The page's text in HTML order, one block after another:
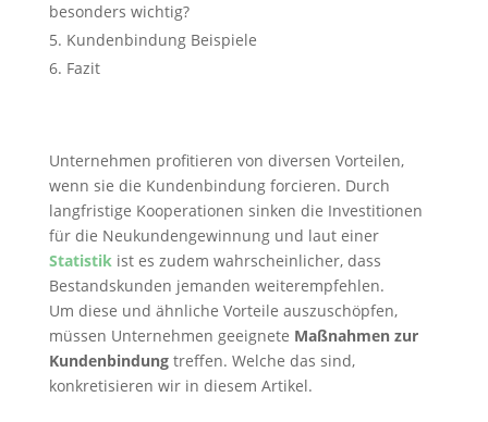
besonders wichtig?
Kundenbindung Beispiele
Fazit
Unternehmen profitieren von diversen Vorteilen,
wenn sie die Kundenbindung forcieren. Durch
langfristige Kooperationen sinken die Investitionen
für die Neukundengewinnung und laut einer
Statistikist es zudem wahrscheinlicher, dass
Bestandskunden jemanden weiterempfehlen.
Um diese und ähnliche Vorteile auszuschöpfen,
müssen Unternehmen geeignete Maßnahmen zur
Kundenbindungtreffen. Welche das sind,
konkretisieren wir in diesem Artikel.